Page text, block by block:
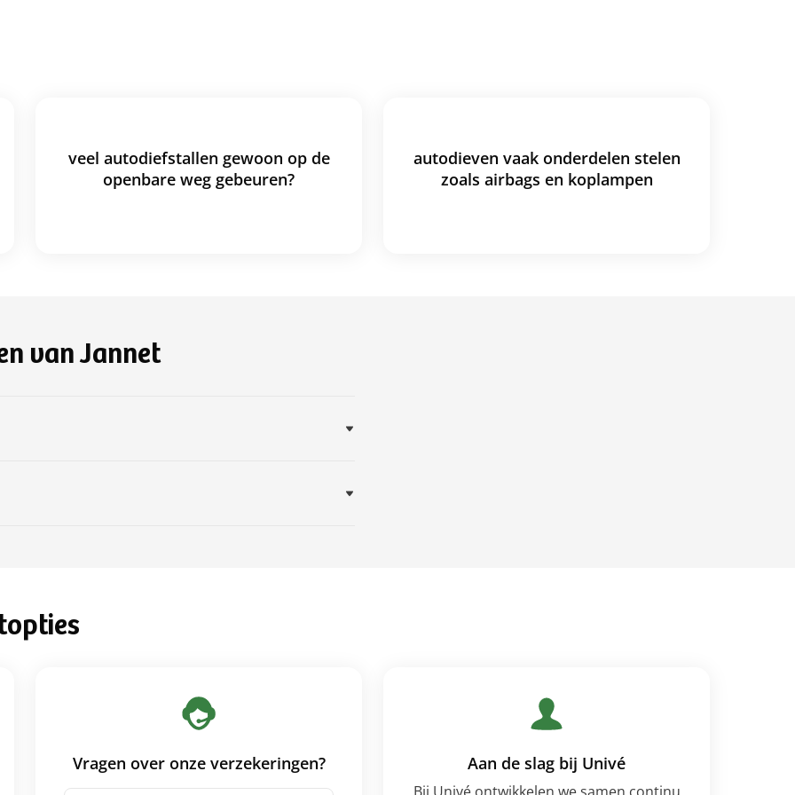
veel autodiefstallen gewoon op de
openbare weg gebeuren?
autodieven vaak onderdelen stelen
zoals airbags en koplampen
van Jannet
Vragen over onze verzekeringen? Aan de slag bij Univé